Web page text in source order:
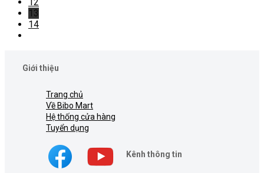
12
13
14
Giới thiệu
Trang chủ
Về Bibo Mart
Hệ thống cửa hàng
Tuyển dụng
Kênh thông tin